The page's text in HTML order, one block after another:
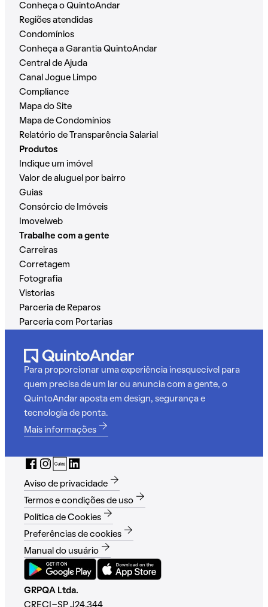
Conheça o QuintoAndar
Regiões atendidas
Condomínios
Conheça a Garantia QuintoAndar
Central de Ajuda
Canal Jogue Limpo
Compliance
Mapa do Site
Mapa de Condomínios
Relatório de Transparência Salarial
Produtos
Indique um imóvel
Valor de aluguel por bairro
Guias
Consórcio de Imóveis
Imovelweb
Trabalhe com a gente
Carreiras
Corretagem
Fotografia
Vistorias
Parceria de Reparos
Parceria com Portarias
Para proporcionar uma experiência inesquecível para
quem precisa de um lar ou anuncia com a gente, o
QuintoAndar aposta em design, segurança e
tecnologia de ponta.
Mais informações
Aviso de privacidade
Termos e condições de uso
Política de Cookies
Preferências de cookies
Manual do usuário
GRPQA Ltda.